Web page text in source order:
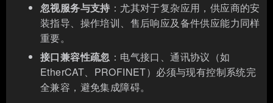
忽视服务与支持 ：尤其对于复杂应用，供应商的安
装指导、操作培训、售后响应及备件供应能力同样
重要。
接口兼容性疏忽 ：电气接口、通讯协议（如
EtherCAT、PROFINET）必须与现有控制系统完
全兼容，避免集成障碍。